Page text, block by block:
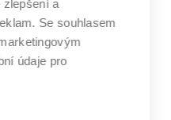
zlepšení a
Se souhlasem
údaje pro